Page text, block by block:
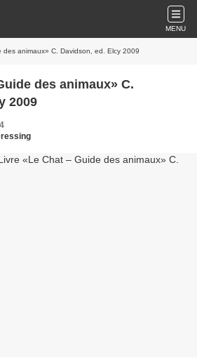
MENU
animaux» C. Davidson, ed. Elcy 2009
des animaux» C.
2009